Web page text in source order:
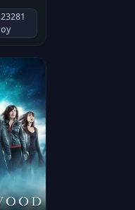
23281
oy